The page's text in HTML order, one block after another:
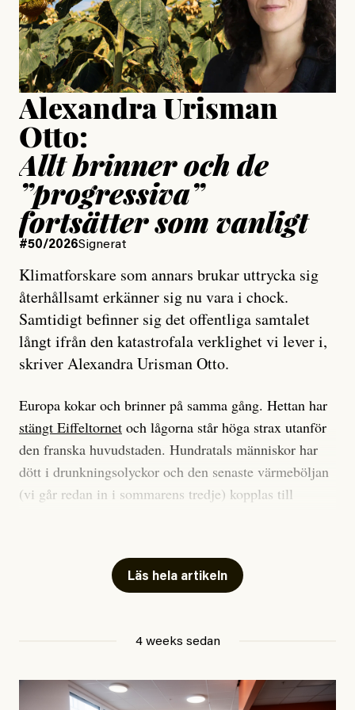
Jesper Lundby
Publicerad15 July, 2026
Uppdaterad15 July, 2026
Alexandra Urisman
Otto:
Allt brinner och de
”progressiva”
fortsätter som vanligt
#50/2026Signerat
Klimatforskare som annars brukar uttrycka sig
återhållsamt erkänner sig nu vara i chock.
Samtidigt befinner sig det offentliga samtalet
långt ifrån den katastrofala verklighet vi lever i,
skriver Alexandra Urisman Otto.
Europa kokar och brinner på samma gång. Hettan har
stängt Eiffeltornet och lågorna står höga strax utanför
den franska huvudstaden. Hundratals människor har
dött i drunkningsolyckor och den senaste värmeböljan
(vi går redan in i sommarens tredje) kopplas till
Har du också panik i hettan? Känns det som en
mardröm? Bra, allt annat vore fullständigt orimligt.
att han brukar vara ganska återhållsam när han
september 2023, när de globala temperaturerna för
Läs hela artikeln
4 weeks sedan